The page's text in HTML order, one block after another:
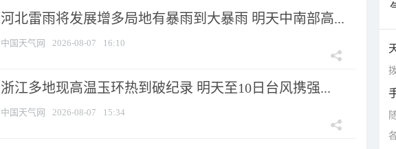
河北雷雨将发展增多局地有暴雨到大暴雨 明天中南部高...
中国天气网 2026-08-07 16:10
浙江多地现高温玉环热到破纪录 明天至10日台风携强...
中国天气网 2026-08-07 15:34